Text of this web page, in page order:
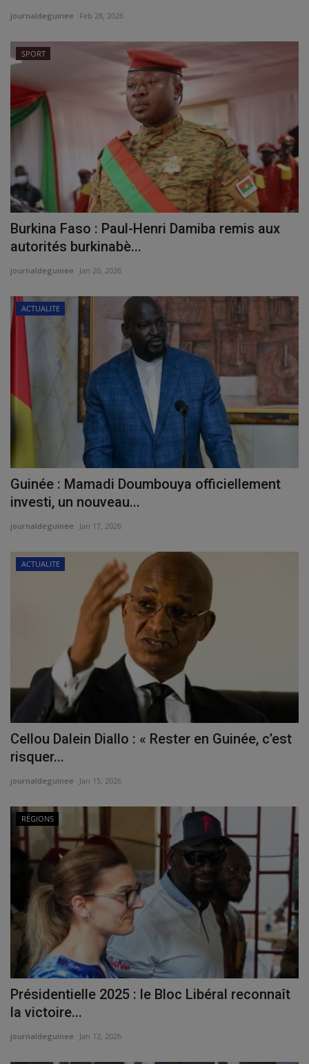
journaldeguinee Feb 28, 2026
SPORT
Burkina Faso : Paul-Henri Damiba remis aux
autorités burkinabè...
journaldeguinee Jan 20, 2026
ACTUALITE
Guinée : Mamadi Doumbouya officiellement
investi, un nouveau...
journaldeguinee Jan 17, 2026
ACTUALITE
Cellou Dalein Diallo : « Rester en Guinée, c’est
risquer...
journaldeguinee Jan 15, 2026
RÉGIONS
Présidentielle 2025 : le Bloc Libéral reconnaît
la victoire...
journaldeguinee Jan 12, 2026